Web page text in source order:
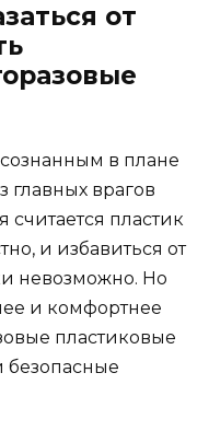
от
в плане
врагов
пластик
и избавиться от
невозможно. Но
и комфортнее
пластиковые
безопасные